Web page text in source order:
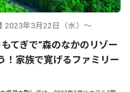
2023年3月22日（水）〜
てぎで“森のなかのリゾー
！家族で寛げるファミリー